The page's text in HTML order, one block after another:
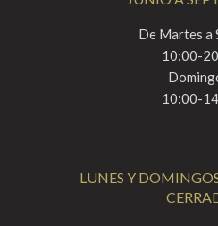
De Martes a
10:00-
10:00-
LUNES Y